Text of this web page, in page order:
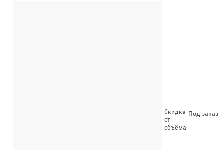
Скидка
от
объёма
Под заказ